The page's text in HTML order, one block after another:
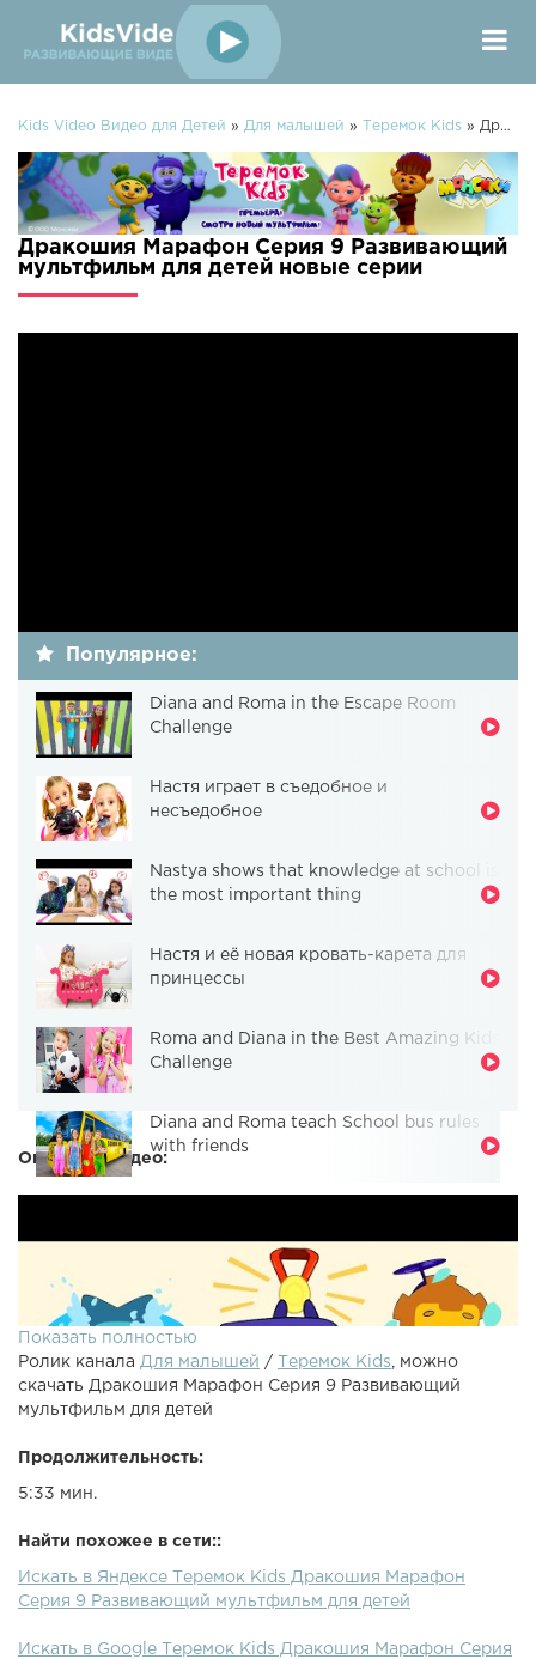
Kids Video Видео для Детей » Для малышей » Теремок Kids » Дракошия Марафон Серия 9 Развивающий мультфильм для детей
Дракошия Марафон Серия 9 Развивающий
мультфильм для детей новые серии
Популярное:
Diana and Roma in the Escape Room
Challenge
Настя играет в съедобное и
несъедобное
Nastya shows that knowledge at school is
the most important thing
Настя и её новая кровать-карета для
принцессы
Roma and Diana in the Best Amazing Kids
Challenge
Diana and Roma teach School bus rules
with friends
Описание видео:
Показать полностью
Ролик канала Для малышей / Теремок Kids , можно
скачать Дракошия Марафон Серия 9 Развивающий
мультфильм для детей
Продолжительность:
5:33 мин.
Найти похожее в сети::
Искать в Яндексе Теремок Kids Дракошия Марафон
Серия 9 Развивающий мультфильм для детей
Искать в Google Теремок Kids Дракошия Марафон Серия